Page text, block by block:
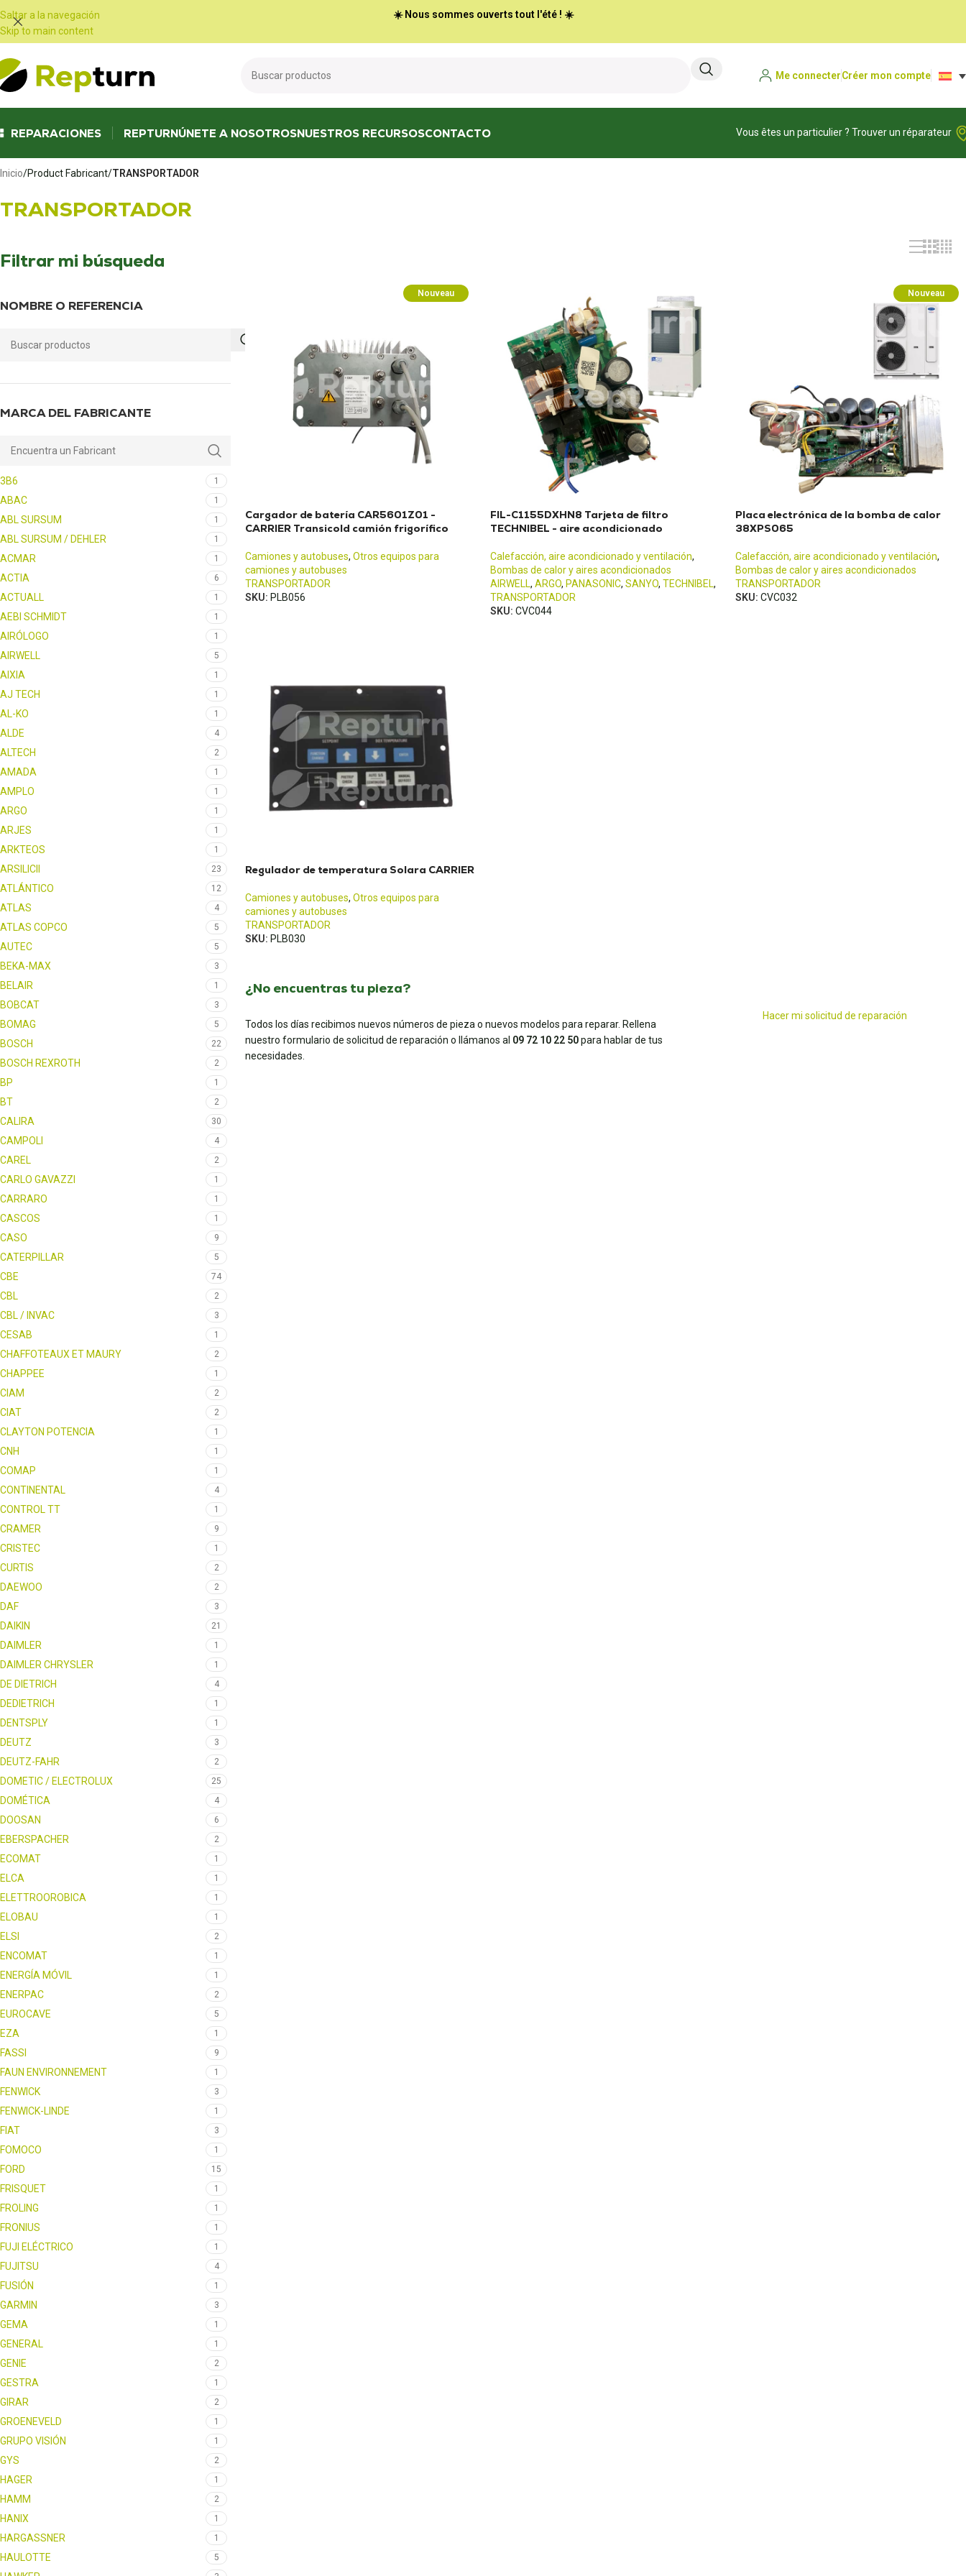
Saltar a la navegación
Skip to main content
☀️ Nous sommes ouverts tout l'été ! ☀️
Me connecterCréer mon compte
REPARACIONES REPTURNÚNETE A NOSOTROSNUESTROS RECURSOSCONTACTO Vous êtes un particulier ? Trouver un réparateur
Inicio/Product Fabricant/TRANSPORTADOR
TRANSPORTADOR
Filtrar mi búsqueda
NOMBRE O REFERENCIA
MARCA DEL FABRICANTE
3B6 1
ABAC 1
ABL SURSUM 1
ABL SURSUM / DEHLER 1
ACMAR 1
ACTIA 6
ACTUALL 1
AEBI SCHMIDT 1
AIRÓLOGO 1
AIRWELL 5
AIXIA 1
AJ TECH 1
AL-KO 1
ALDE 4
ALTECH 2
AMADA 1
AMPLO 1
ARGO 1
ARJES 1
ARKTEOS 1
ARSILICII 23
ATLÁNTICO 12
ATLAS 4
ATLAS COPCO 5
AUTEC 5
BEKA-MAX 3
BELAIR 1
BOBCAT 3
BOMAG 5
BOSCH 22
BOSCH REXROTH 2
BP 1
BT 2
CALIRA 30
CAMPOLI 4
CAREL 2
CARLO GAVAZZI 1
CARRARO 1
CASCOS 1
CASO 9
CATERPILLAR 5
CBE 74
CBL 2
CBL / INVAC 3
CESAB 1
CHAFFOTEAUX ET MAURY 2
CHAPPEE 1
CIAM 2
CIAT 2
CLAYTON POTENCIA 1
CNH 1
COMAP 1
CONTINENTAL 4
CONTROL TT 1
CRAMER 9
CRISTEC 1
CURTIS 2
DAEWOO 2
DAF 3
DAIKIN 21
DAIMLER 1
DAIMLER CHRYSLER 1
DE DIETRICH 4
DEDIETRICH 1
DENTSPLY 1
DEUTZ 3
DEUTZ-FAHR 2
DOMETIC / ELECTROLUX 25
DOMÉTICA 4
DOOSAN 6
EBERSPACHER 2
ECOMAT 1
ELCA 1
ELETTROOROBICA 1
ELOBAU 1
ELSI 2
ENCOMAT 1
ENERGÍA MÓVIL 1
ENERPAC 2
EUROCAVE 5
EZA 1
FASSI 9
FAUN ENVIRONNEMENT 1
FENWICK 3
FENWICK-LINDE 1
FIAT 3
FOMOCO 1
FORD 15
FRISQUET 1
FROLING 1
FRONIUS 1
FUJI ELÉCTRICO 1
FUJITSU 4
FUSIÓN 1
GARMIN 3
GEMA 1
GENERAL 1
GENIE 2
GESTRA 1
GIRAR 2
GROENEVELD 1
GRUPO VISIÓN 1
GYS 2
HAGER 1
HAMM 2
HANIX 1
HARGASSNER 1
HAULOTTE 5
Nouveau
Cargador de batería CAR5601Z01 -
CARRIER Transicold camión frigorífico
Camiones y autobuses, Otros equipos para
camiones y autobuses
TRANSPORTADOR
SKU: PLB056
FIL-C1155DXHN8 Tarjeta de filtro
TECHNIBEL - aire acondicionado
Calefacción, aire acondicionado y ventilación,
Bombas de calor y aires acondicionados
AIRWELL, ARGO, PANASONIC, SANYO, TECHNIBEL,
TRANSPORTADOR
SKU: CVC044
Nouveau
Placa electrónica de la bomba de calor
38XPS065
Calefacción, aire acondicionado y ventilación,
Bombas de calor y aires acondicionados
TRANSPORTADOR
SKU: CVC032
Regulador de temperatura Solara CARRIER
Camiones y autobuses, Otros equipos para
camiones y autobuses
TRANSPORTADOR
SKU: PLB030
¿No encuentras tu pieza?
Todos los días recibimos nuevos números de pieza o nuevos modelos para reparar. Rellena
nuestro formulario de solicitud de reparación o llámanos al 09 72 10 22 50para hablar de tus
necesidades.
Hacer mi solicitud de reparación